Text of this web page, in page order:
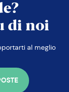
di noi
al meglio